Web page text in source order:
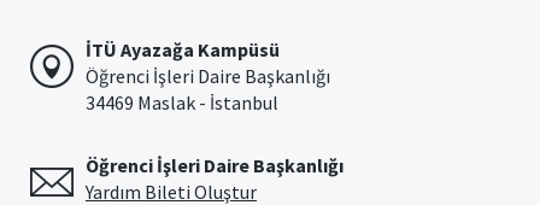
İTÜ Ayazağa Kampüsü
Öğrenci İşleri Daire Başkanlığı
34469 Maslak - İstanbul
Öğrenci İşleri Daire Başkanlığı
Yardım Bileti Oluştur